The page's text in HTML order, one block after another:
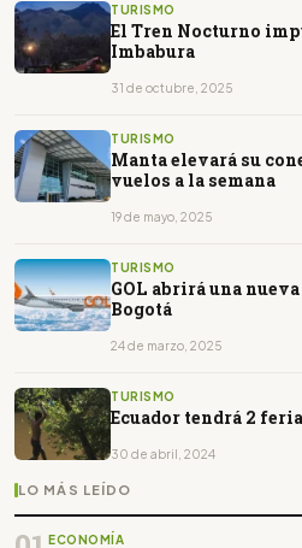
TURISMO
El Tren Nocturno
Imbabura
31 de octubre, 2025
TURISMO
Manta elevará su
vuelos a la semana
19 de mayo, 2025
TURISMO
GOL abrirá una
Bogotá
24 de marzo, 2025
TURISMO
Ecuador tendrá 2
30 de abril, 2024
LO MÁS LEÍDO
ECONOMÍA